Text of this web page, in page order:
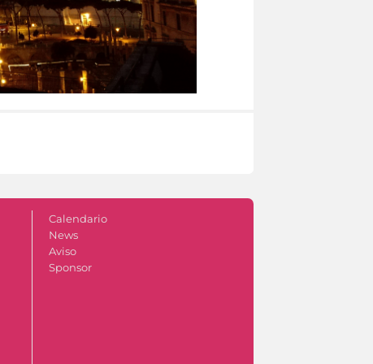
Calendario
News
Aviso
Sponsor